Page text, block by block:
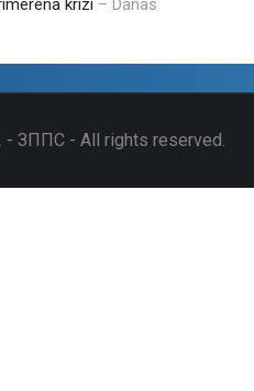
krizi – Danas
- ЗППС - All rights reserved.